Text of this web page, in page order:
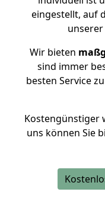
eingestellt, auf
Wir bieten
sind immer
besten Service
Kostengünstiger
uns können Sie